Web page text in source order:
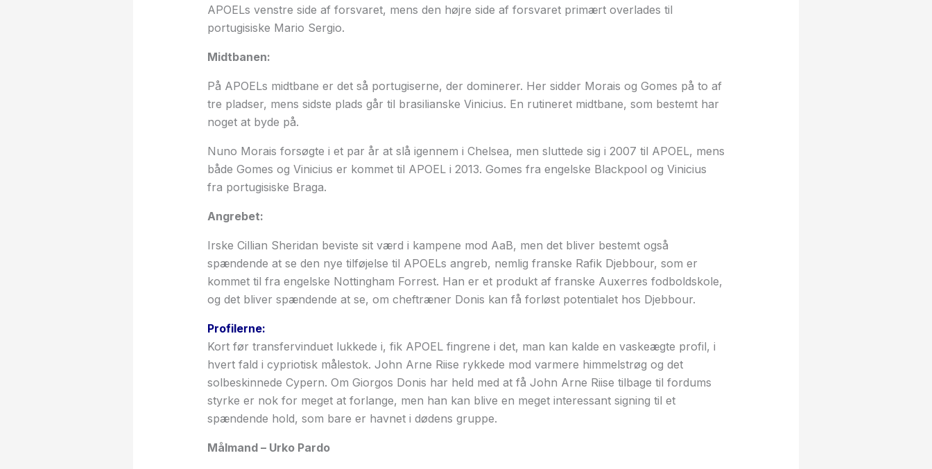
APOELs venstre side af forsvaret, mens den højre side af forsvaret primært overlades til
portugisiske Mario Sergio.
Midtbanen:
På APOELs midtbane er det så portugiserne, der dominerer. Her sidder Morais og Gomes på to af
tre pladser, mens sidste plads går til brasilianske Vinicius. En rutineret midtbane, som bestemt har
noget at byde på.
Nuno Morais forsøgte i et par år at slå igennem i Chelsea, men sluttede sig i 2007 til APOEL, mens
både Gomes og Vinicius er kommet til APOEL i 2013. Gomes fra engelske Blackpool og Vinicius
fra portugisiske Braga.
Angrebet:
Irske Cillian Sheridan beviste sit værd i kampene mod AaB, men det bliver bestemt også
spændende at se den nye tilføjelse til APOELs angreb, nemlig franske Rafik Djebbour, som er
kommet til fra engelske Nottingham Forrest. Han er et produkt af franske Auxerres fodboldskole,
og det bliver spændende at se, om cheftræner Donis kan få forløst potentialet hos Djebbour.
Profilerne:
Kort før transfervinduet lukkede i, fik APOEL fingrene i det, man kan kalde en vaskeægte profil, i
hvert fald i cypriotisk målestok. John Arne Riise rykkede mod varmere himmelstrøg og det
solbeskinnede Cypern. Om Giorgos Donis har held med at få John Arne Riise tilbage til fordums
styrke er nok for meget at forlange, men han kan blive en meget interessant signing til et
spændende hold, som bare er havnet i dødens gruppe.
Målmand – Urko Pardo